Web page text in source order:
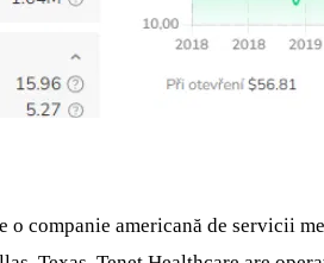
o companie americană de servicii